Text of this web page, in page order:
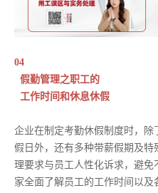
04
假勤管理之职工的
工作时间和休息休假
企业在制定考勤休假制度时，
假日外，还有多种带薪假期及
理要求与员工人性化诉求，避
家全面了解员工的工作时间以